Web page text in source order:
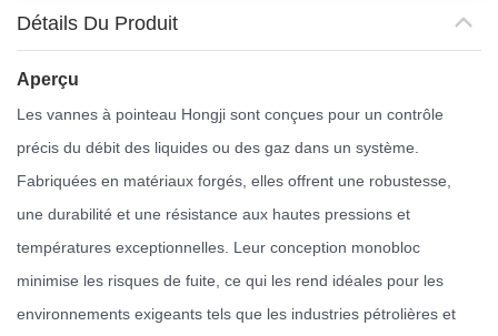
Détails Du Produit
Aperçu
Les vannes à pointeau Hongji sont conçues pour un contrôle
précis du débit des liquides ou des gaz dans un système.
Fabriquées en matériaux forgés, elles offrent une robustesse,
une durabilité et une résistance aux hautes pressions et
températures exceptionnelles. Leur conception monobloc
minimise les risques de fuite, ce qui les rend idéales pour les
environnements exigeants tels que les industries pétrolières et